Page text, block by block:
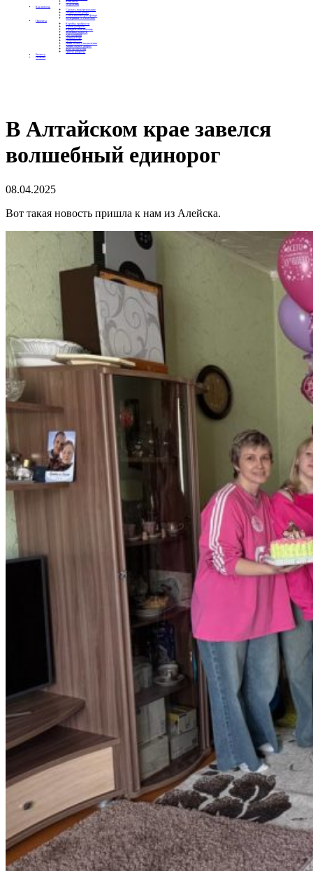
Контакты
Отделения
Как помочь
Сделать пожертвование
Подписка на добро
Стать волонтером фонда
Вечеринки со смыслом
Проекты
Коробка храбрости
Уроки Доброты
Юридическая помощь
Мамины радости
Автодобряки
Добрый торт
Добропробег
Няни особого назначения
Акция «Букет добра»
Фактор времени
Цветы доброты
Бизнесу
Отчеты
В Алтайском крае завелся
волшебный единорог
08.04.2025
Вот такая новость пришла к нам из Алейска.